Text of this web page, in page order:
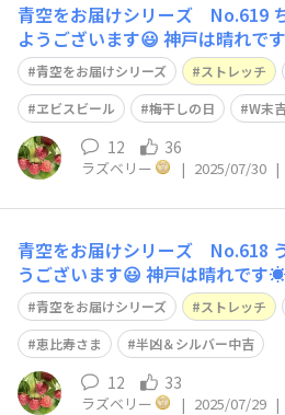
青空をお届けシリーズ No.619 ち
ようございます😃 神戸は晴れで
想最高気温は36度です🥵 今日のストレッチは、難易度⭐️⭐️
立ってでも、座ってでも行って頂
て、下腹を引き上げて背筋を伸ば
らえ」のよう
青空をお届けシリーズ ストレッチ
ヱビスビール
梅干しの日 W末
12 36
ラズベリー | 2025/07/30 |
青空をお届けシリーズ No.618 うさ
うございます😃 神戸は晴れです
最高気温は36度です🥵 今日のストレッチは、難易度⭐️⭐️ 椅
子に浅く腰掛けます。 骨盤を立
背筋を伸ばします。両脚を大きく
みます。
青空をお届けシリーズ ストレッチ
恵比寿さま
半凶＆シルバー中吉
12 33
ラズベリー | 2025/07/29 |